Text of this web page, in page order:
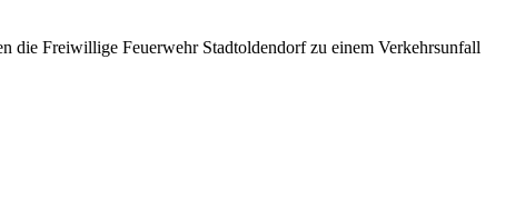
die Freiwillige Feuerwehr Stadtoldendorf zu einem Verkehrsunfall